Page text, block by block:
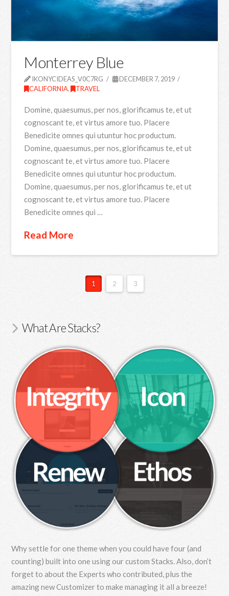
Monterrey Blue
IKONYCIDEAS_V0C7RG
DECEMBER 7, 2019
CALIFORNIA, TRAVEL
Domine, quaesumus, per nos, glorificamus te, et ut
cognoscant te, et virtus amore tuo. Placere
Benedicite omnes qui utuntur hoc productum.
Domine, quaesumus, per nos, glorificamus te, et ut
cognoscant te, et virtus amore tuo. Placere
Benedicite omnes qui utuntur hoc productum.
Domine, quaesumus, per nos, glorificamus te, et ut
cognoscant te, et virtus amore tuo. Placere
Benedicite omnes qui …
Read More
1 2 3
What Are Stacks?
Why settle for one theme when you could have four (and
counting) built into one using our custom Stacks. Also, don’t
forget to about the Experts who contributed, plus the
amazing new Customizer to make managing it all a breeze!